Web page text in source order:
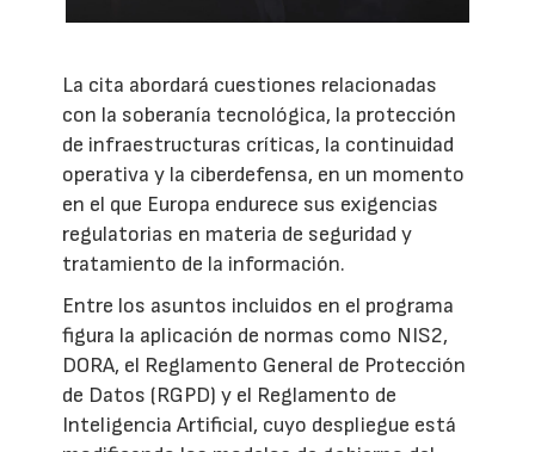
La cita abordará cuestiones relacionadas
con la soberanía tecnológica, la protección
de infraestructuras críticas, la continuidad
operativa y la ciberdefensa, en un momento
en el que Europa endurece sus exigencias
regulatorias en materia de seguridad y
tratamiento de la información.
Entre los asuntos incluidos en el programa
figura la aplicación de normas como NIS2,
DORA, el Reglamento General de Protección
de Datos (RGPD) y el Reglamento de
Inteligencia Artificial, cuyo despliegue está